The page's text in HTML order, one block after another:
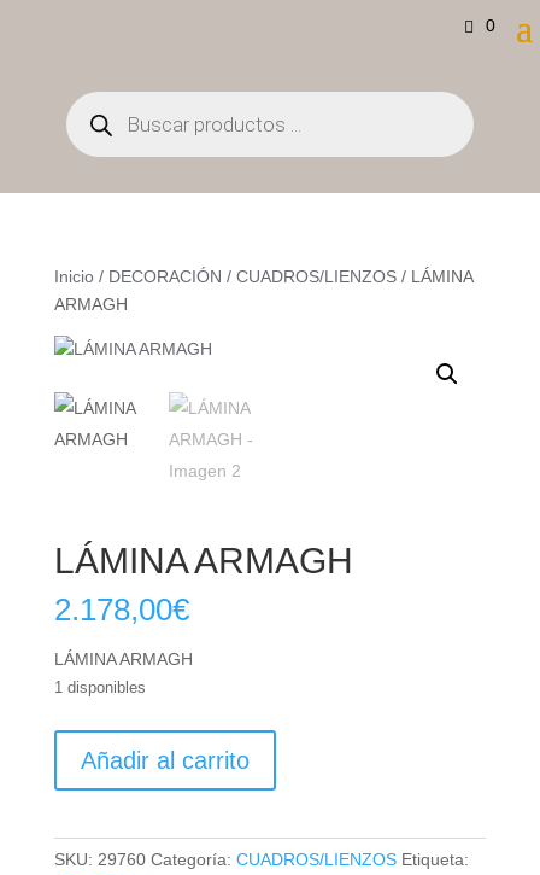
0
Búsqueda
de
productos
Inicio/ DECORACIÓN / CUADROS/LIENZOS/ LÁMINA
ARMAGH
LÁMINA ARMAGH
2.178,00€
LÁMINA ARMAGH
1 disponibles
ARMAGH
Añadir al carrito
SKU: 29760 Categoría: CUADROS/LIENZOS Etiqueta: